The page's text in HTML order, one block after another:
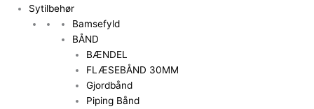
Sytilbehør
Bamsefyld
BÅND
BÆNDEL
FLÆSEBÅND 30MM
Gjordbånd
Piping Bånd